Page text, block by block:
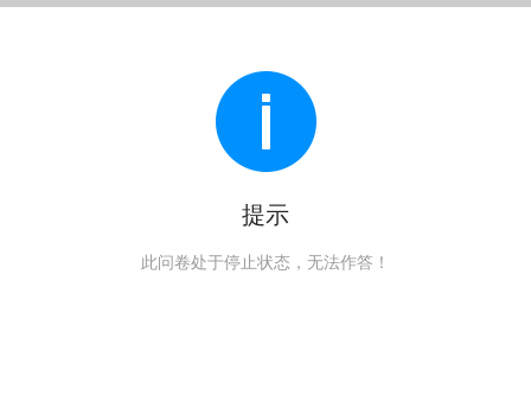
提示
此问卷处于停止状态，无法作答！